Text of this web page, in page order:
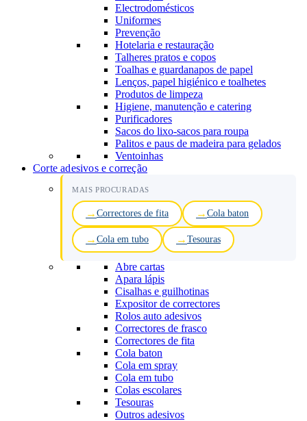
Electrodomésticos
Uniformes
Prevenção
Hotelaria e restauração
Talheres pratos e copos
Toalhas e guardanapos de papel
Lenços, papel higiénico e toalhetes
Produtos de limpeza
Higiene, manutenção e catering
Purificadores
Sacos do lixo-sacos para roupa
Palitos e paus de madeira para gelados
Ventoinhas
Corte adesivos e correção
MAIS PROCURADAS
Correctores de fita Cola baton
Cola em tubo Tesouras
Abre cartas
Apara lápis
Cisalhas e guilhotinas
Expositor de correctores
Rolos auto adesivos
Correctores de frasco
Correctores de fita
Cola baton
Cola em spray
Cola em tubo
Colas escolares
Tesouras
Outros adesivos